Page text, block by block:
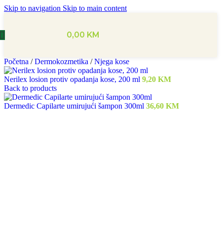
Skip to navigation Skip to main content
0,00 KM
Početna / Dermokozmetika / Njega kose
Nerilex losion protiv opadanja kose, 200 ml 9,20 KM
Back to products
Dermedic Capilarte umirujući šampon 300ml 36,60 KM